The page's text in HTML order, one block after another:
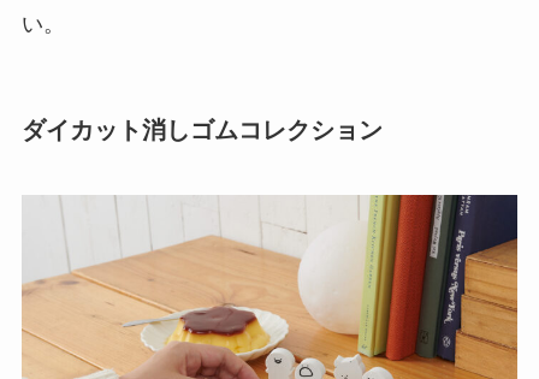
い。
ダイカット消しゴムコレクション